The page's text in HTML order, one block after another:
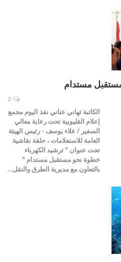
مستدام
الكاتبة تهاني عناني نفذ اليوم مجمع
إعلام القليوبية تحت رعاية معالي
السفير / علاء يوسف - رئيس الهيئة
العامة للاستعلامات ، حلقة نقاشية
تحت عنوان " ترشيد الكهرباء
خطوة نحو مستقبل مستدام "
بالتعاون مع مديرية الطرق والنقل…